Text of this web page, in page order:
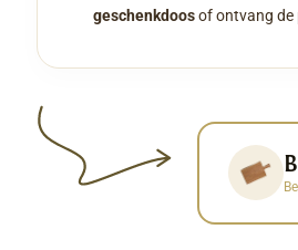
geschenkdoosof ontvang de